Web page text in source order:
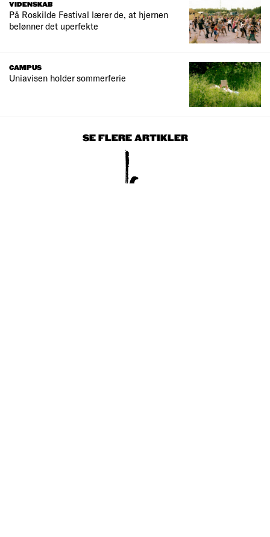
VIDENSKAB
På Roskilde Festival lærer de, at hjernen
belønner det uperfekte
CAMPUS
Uniavisen holder sommerferie
SE FLERE ARTIKLER